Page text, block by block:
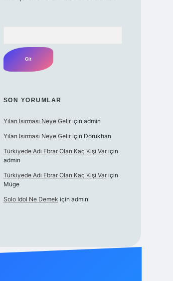
SON YORUMLAR
Yılan Isırması Neye Geliriçin admin
Yılan Isırması Neye Geliriçin Dorukhan
Türkiyede Adı Ebrar Olan Kaç Kişi Variçin
admin
Türkiyede Adı Ebrar Olan Kaç Kişi Variçin
Müge
Solo Idol Ne Demek için admin